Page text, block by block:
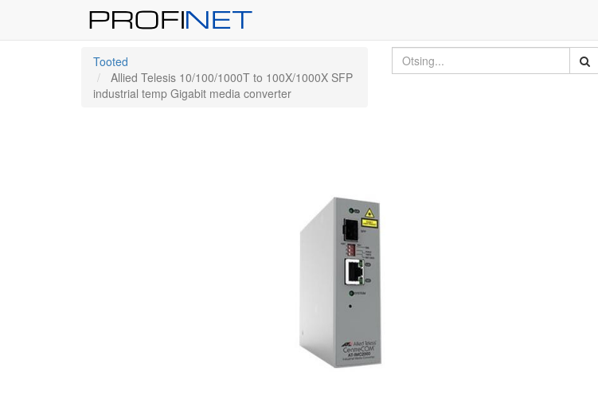
Tooted
Allied Telesis 10/100/1000T to 100X/1000X SFP
industrial temp Gigabit media converter